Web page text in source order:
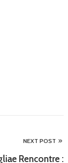
NEXT POST
Rencontre :